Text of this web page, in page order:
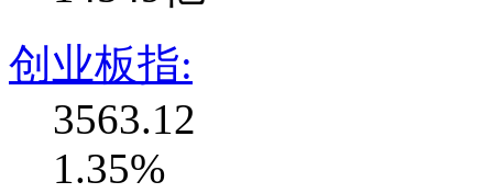
创业板指:
3563.12
1.35%